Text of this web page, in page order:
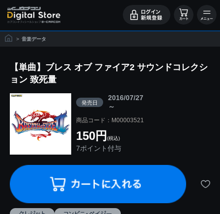
> 音楽データ
【単曲】ブレス オブ ファイア2 サウンドコレクシ
ョン 致死量
発売日
2016/07/27
～
商品コード：M00003521
150円 (税込)
7ポイント付与